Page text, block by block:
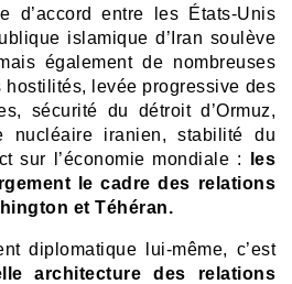
d’accord entre les États-Unis
islamique d’Iran soulève
également de nombreuses
hostilités, levée progressive des
sécurité du détroit d’Ormuz,
nucléaire iranien, stabilité du
sur l’économie mondiale :
les
le cadre des relations
et Téhéran.
diplomatique lui-même, c’est
architecture des relations